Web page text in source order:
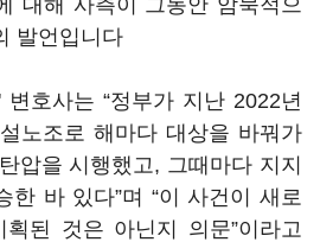
대해 사측이 그동안 암묵적으
발언입니다
호사는 “정부가 지난 2022년
노조로 해마다 대상을 바꿔가
압을 시행했고, 그때마다 지지
한 바 있다”며 “이 사건이 새로
된 것은 아닌지 의문”이라고